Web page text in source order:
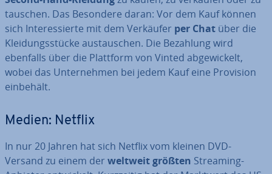
tauschen. Das Besondere daran: Vor dem Kauf können
sich In­ter­es­sier­te mit dem Verkäufer per Chat über die
Klei­dungs­stü­cke aus­tau­schen. Die Bezahlung wird
ebenfalls über die Plattform von Vinted ab­ge­wi­ckelt,
wobei das Un­ter­neh­men bei jedem Kauf eine Provision
einbehält.
Medien: Netflix
In nur 20 Jahren hat sich Netflix vom kleinen DVD-
Versand zu einem der weltweit größten Streaming-